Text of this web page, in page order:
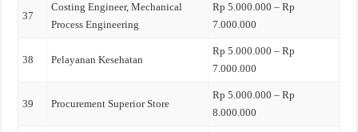
37
Costing Engineer, Mechanical
Process Engineering
Rp 5.000.000 – Rp
7.000.000
38 Pelayanan Kesehatan
Rp 5.000.000 – Rp
7.000.000
39 Procurement Superior Store
Rp 5.000.000 – Rp
8.000.000